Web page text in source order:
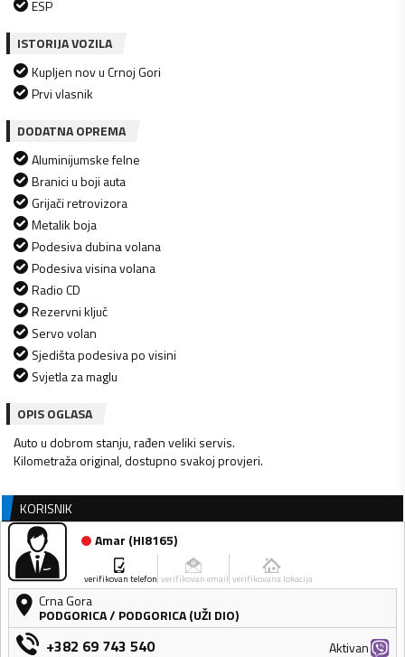
ESP
ISTORIJA VOZILA
Kupljen nov u Crnoj Gori
Prvi vlasnik
DODATNA OPREMA
Aluminijumske felne
Branici u boji auta
Grijači retrovizora
Metalik boja
Podesiva dubina volana
Podesiva visina volana
Radio CD
Rezervni ključ
Servo volan
Sjedišta podesiva po visini
Svjetla za maglu
OPIS OGLASA
Auto u dobrom stanju, rađen veliki servis.
KORISNIK
Amar (HI8165)
verifikovan telefon verifikovan email verifikovana lokacija
Crna Gora
PODGORICA/ PODGORICA (UŽI DIO)
+382 69 743 540 Aktivan